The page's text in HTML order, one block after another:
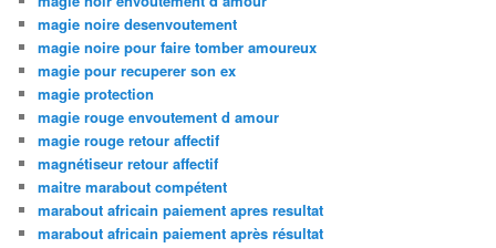
magie noire desenvoutement
magie noire pour faire tomber amoureux
magie pour recuperer son ex
magie protection
magie rouge envoutement d amour
magie rouge retour affectif
magnétiseur retour affectif
maitre marabout compétent
marabout africain paiement apres resultat
marabout africain paiement après résultat